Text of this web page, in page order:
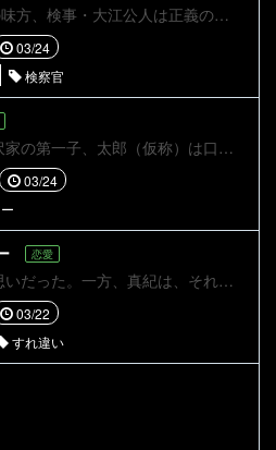
"独任官庁"検察官。庶民の味方、検事・大江公人は正義のために今日も奔走する。
03/24
検察官
まだお腹のなかにいる成沢家の第一子、太郎（仮称）は口は悪いが甘えん坊？ 早く広い世界に出たい！
03/24
恋愛
大学生の拓也は真紀に片思いだった。一方、真紀は、それとは知らずに、拓也の兄である警察官洋輔に思いを寄せていた。真紀は花屋のバイトで偶然、洋輔の家、つまり拓也の家を知ることとなるが
03/22
すれ違い